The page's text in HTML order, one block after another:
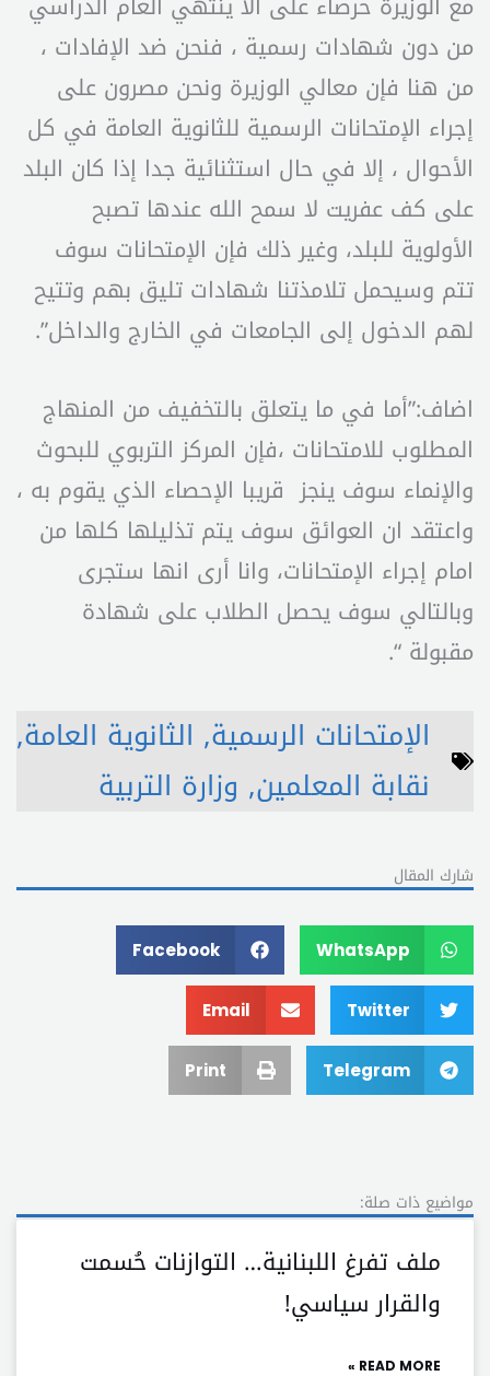
من دون شهادات رسمية ، فنحن ضد الإفادات ،
من هنا فإن معالي الوزيرة ونحن مصرون على
إجراء الإمتحانات الرسمية للثانوية العامة في كل
الأحوال ، إلا في حال استثنائية جدا إذا كان البلد
على كف عفريت لا سمح الله عندها تصبح
الأولوية للبلد، وغير ذلك فإن الإمتحانات سوف
تتم وسيحمل تلامذتنا شهادات تليق بهم وتتيح
لهم الدخول إلى الجامعات في الخارج والداخل”.
اضاف:”أما في ما يتعلق بالتخفيف من المنهاج
المطلوب للامتحانات ،فإن المركز التربوي للبحوث
والإنماء سوف ينجز قريبا الإحصاء الذي يقوم به ،
واعتقد ان العوائق سوف يتم تذليلها كلها من
امام إجراء الإمتحانات، وانا أرى انها ستجرى
وبالتالي سوف يحصل الطلاب على شهادة
مقبولة “.
الإمتحانات الرسمية, الثانوية العامة,
نقابة المعلمين, وزارة التربية
شارك المقال
WhatsApp
Facebook
Twitter
Email
Telegram
Print
مواضيع ذات صلة:
ملف تفرغ اللبنانية… التوازنات حُسمت
والقرار سياسي!
READ MORE »